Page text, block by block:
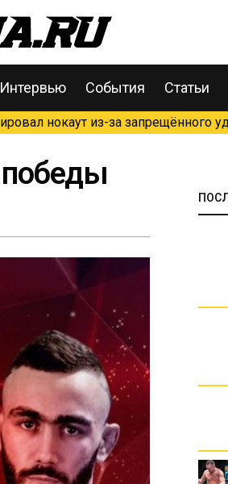
Интервью События Статьи
нокаут из-за запрещённого
победы